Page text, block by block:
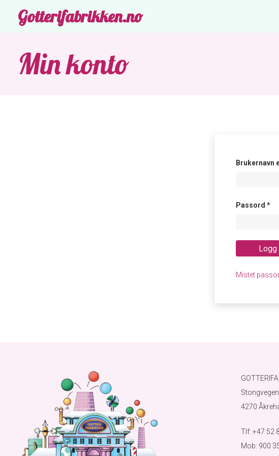
Gotterifabrikken.no
Min konto
Brukernavn
Passord *
Logg
Mistet
4270
Tlf: +47 52
Mob: 900